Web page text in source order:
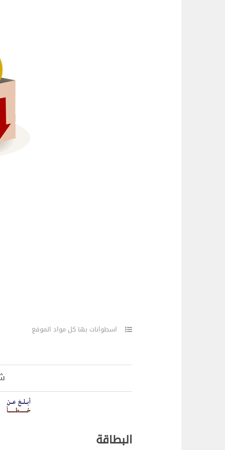
اسطوانات بها كل مواد الموقع
البطاقة